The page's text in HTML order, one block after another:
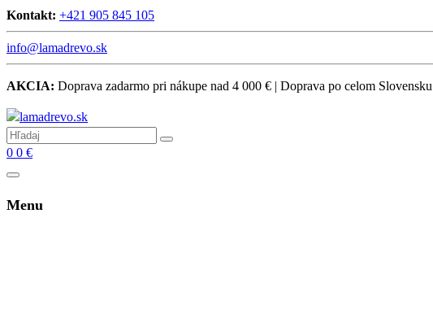
Kontakt: +421 905 845 105
info@lamadrevo.sk
AKCIA: Doprava zadarmo pri nákupe nad 4 000 € | Doprava po celom Slovensku
0 0 €
Menu